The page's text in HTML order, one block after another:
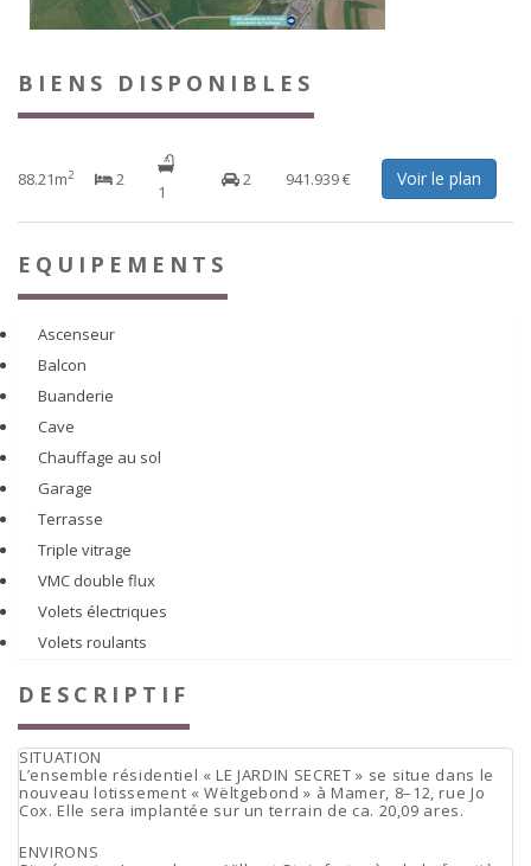
BIENS DISPONIBLES
88.21m2 2
1
2 941.939 € Voir le plan
EQUIPEMENTS
Ascenseur
Balcon
Buanderie
Cave
Chauffage au sol
Garage
Terrasse
Triple vitrage
VMC double flux
Volets électriques
Volets roulants
DESCRIPTIF
SITUATION
L’ensemble résidentiel « LE JARDIN SECRET » se situe dans le
nouveau lotissement « Wëltgebond » à Mamer, 8–12, rue Jo
Cox. Elle sera implantée sur un terrain de ca. 20,09 ares.
ENVIRONS